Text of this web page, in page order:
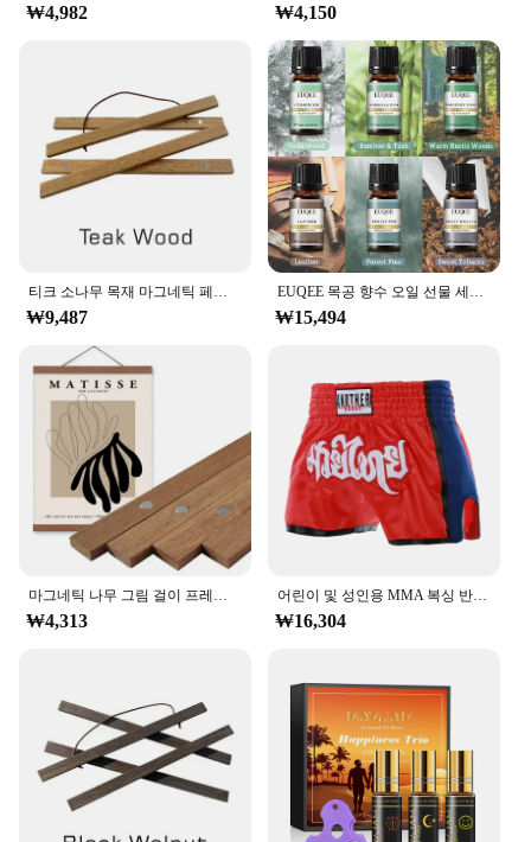
₩4,982 ₩4,150
₩9,487 ₩15,494
마그네틱 나무 그림 걸이 프레임, 사진 포스터 벽 아트 캔버스 인쇄 그림 티크 소나무 나무 거실 홈 장식, 1 개
₩4,313
어린이 및 성인용 MMA 복싱 반바지, 무에타이 및 태권도 훈련용 무술 의류, 자수
₩16,304